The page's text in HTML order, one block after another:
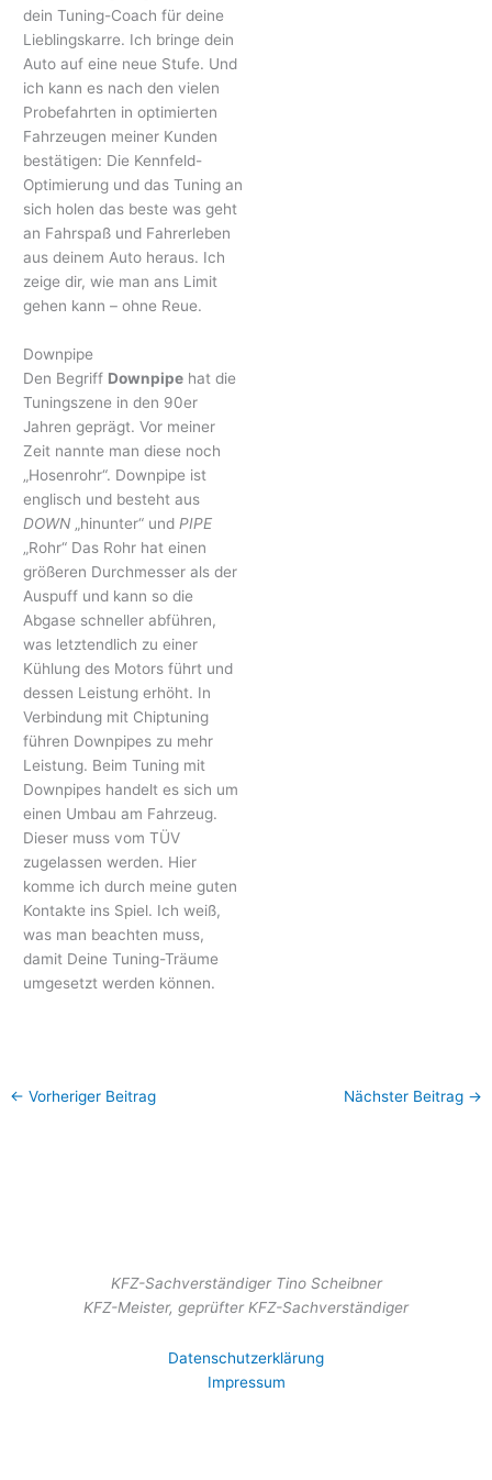
dein Tuning-Coach für deine
Lieblingskarre. Ich bringe dein
Auto auf eine neue Stufe. Und
ich kann es nach den vielen
Probefahrten in optimierten
Fahrzeugen meiner Kunden
bestätigen: Die Kennfeld-
Optimierung und das Tuning an
sich holen das beste was geht
an Fahrspaß und Fahrerleben
aus deinem Auto heraus. Ich
zeige dir, wie man ans Limit
gehen kann – ohne Reue.
Downpipe
Den Begriff Downpipe hat die
Tuningszene in den 90er
Jahren geprägt. Vor meiner
Zeit nannte man diese noch
„Hosenrohr“. Downpipe ist
englisch und besteht aus
DOWN „hinunter“ und PIPE
„Rohr“ Das Rohr hat einen
größeren Durchmesser als der
Auspuff und kann so die
Abgase schneller abführen,
was letztendlich zu einer
Kühlung des Motors führt und
dessen Leistung erhöht. In
Verbindung mit Chiptuning
führen Downpipes zu mehr
Leistung. Beim Tuning mit
Downpipes handelt es sich um
einen Umbau am Fahrzeug.
Dieser muss vom TÜV
zugelassen werden. Hier
komme ich durch meine guten
Kontakte ins Spiel. Ich weiß,
was man beachten muss,
damit Deine Tuning-Träume
umgesetzt werden können.
← Vorheriger Beitrag Nächster Beitrag →
KFZ-Sachverständiger Tino Scheibner
KFZ-Meister, geprüfter KFZ-Sachverständiger
Datenschutzerklärung
Impressum